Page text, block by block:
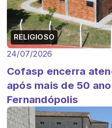
RELIGIOSO
24/07/2026
Cofasp encerra
após mais de 50
Fernandópolis